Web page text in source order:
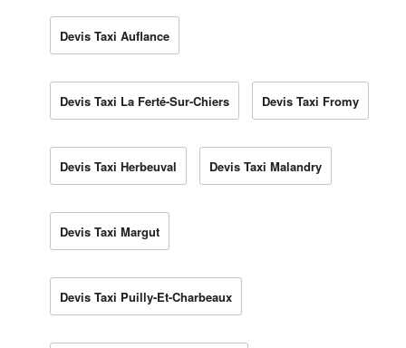
Devis Taxi Auflance
Devis Taxi La Ferté-Sur-Chiers Devis Taxi Fromy
Devis Taxi Herbeuval Devis Taxi Malandry
Devis Taxi Margut
Devis Taxi Puilly-Et-Charbeaux